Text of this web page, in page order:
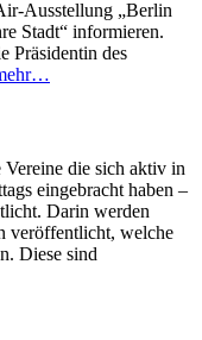
Ausstellung „Berlin
Stadt“ informieren.
Präsidentin des
die sich aktiv in
eingebracht haben –
Darin werden
veröffentlicht, welche
Diese sind